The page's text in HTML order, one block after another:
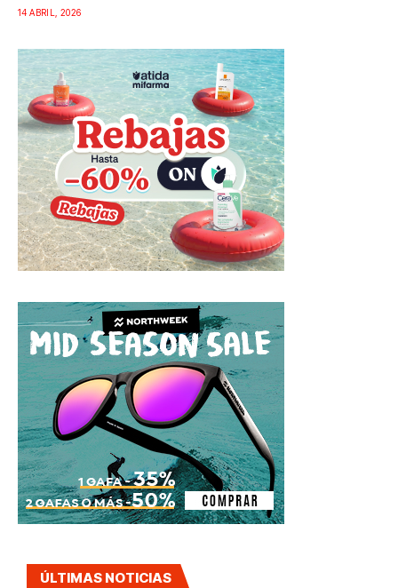
14 ABRIL, 2026
ÚLTIMAS NOTICIAS